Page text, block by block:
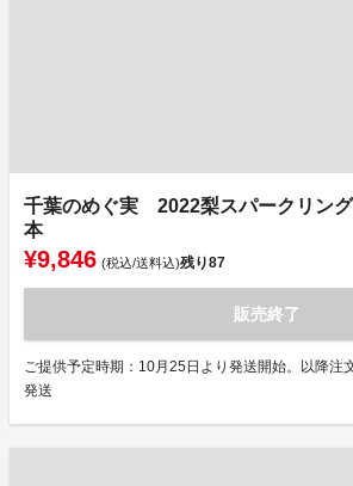
千葉のめぐ実 2022梨スパークリン
本
¥9,846 (税込/送料込)残り87
販売終了
ご提供予定時期：10月25日より発送開始。以降注
発送